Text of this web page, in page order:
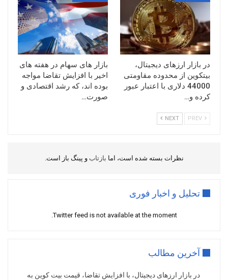
در بازار ارزهای دیجیتال،
بیتکوین از محدوده مقاومتی
44000 دلاری با اعتبار عبور
کرده و…
بازار های سهام در هفته های
اخیر با افزایش تقاضا مواجه
بوده اند، که رشد اقتصادی و
صورت…
NEXT
نظرات بسته شده است، اما بازتابو پینگ باز است.
تحلیل و اخبار فوری
Twitter feed is not available at the moment.
آخرین مطالب
در بازار ارزهای دیجیتال، با افزایش تقاضا، قیمت بیت کوین به